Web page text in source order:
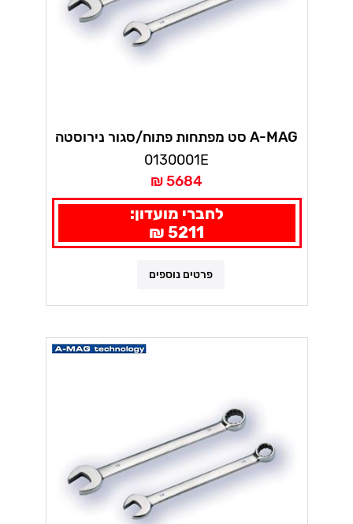
A-MAG סט מפתחות פתוח/סגור נירוסטה
10-32מ"מ - 9 י"ח
0130001E
5684 ₪
לחברי מועדון:
5211 ₪
פרטים נוספים